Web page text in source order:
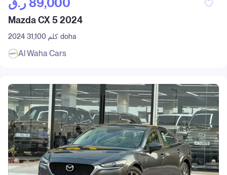
Mazda CX 5 2024
2024 31,100 كلم doha
Al Waha Cars